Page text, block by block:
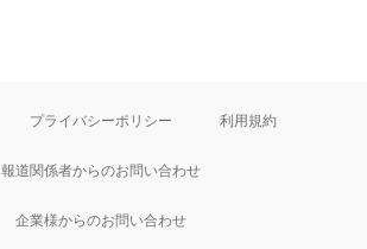
プライバシーポリシー 利用規約
報道関係者からのお問い合わせ
企業様からのお問い合わせ